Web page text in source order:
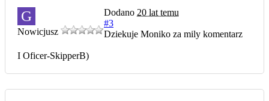
G
Nowicjusz
Dodano 20 lat temu
#3
Dziekuje Moniko za mily komentarz
I Oficer-SkipperB)